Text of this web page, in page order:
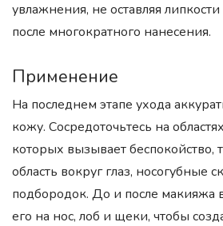
увлажнения, не оставляя
после многократного нанесения.
Применение
На последнем этапе ухода
кожу. Сосредоточьтесь на
которых вызывает беспокойство,
область вокруг глаз, носогубные
подбородок. До и после макияжа
его на нос, лоб и щеки, чтобы